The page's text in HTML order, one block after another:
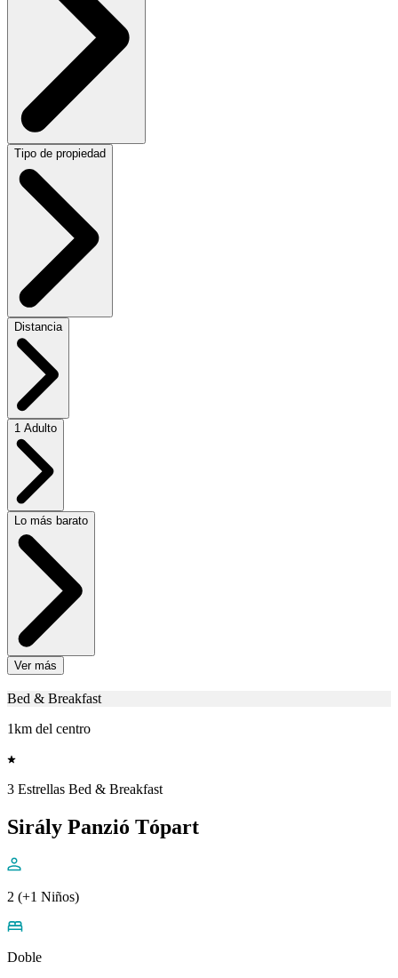
Tipo de propiedad
Distancia
1 Adulto
Lo más barato
Ver más
Bed & Breakfast
1km del centro
3 Estrellas Bed & Breakfast
Sirály Panzió Tópart
2 (+1 Niños)
Doble